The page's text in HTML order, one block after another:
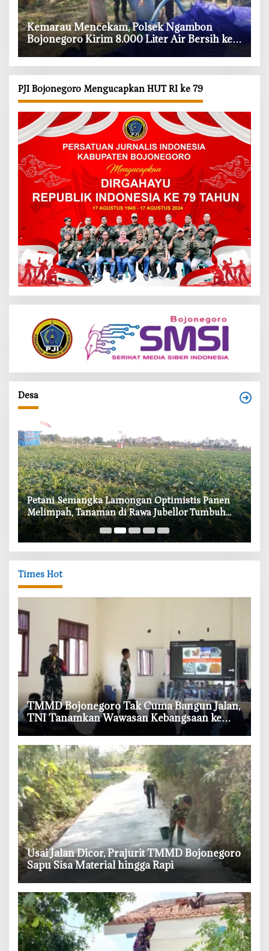
‎Kemarau Mencekam, Polsek Ngambon
Bojonegoro Kirim 8.000 Liter Air Bersih ke
Warga Bondol
PJI Bojonegoro Mengucapkan HUT RI ke 79
Desa
Petani Semangka Lamongan Optimistis Panen
Melimpah, Tanaman di Rawa Jubellor Tumbuh
Subur
Times Hot
‎TMMD Bojonegoro Tak Cuma Bangun Jalan,
TNI Tanamkan Wawasan Kebangsaan ke
Pelajar Kesongo
‎Usai Jalan Dicor, Prajurit TMMD Bojonegoro
Sapu Sisa Material hingga Rapi